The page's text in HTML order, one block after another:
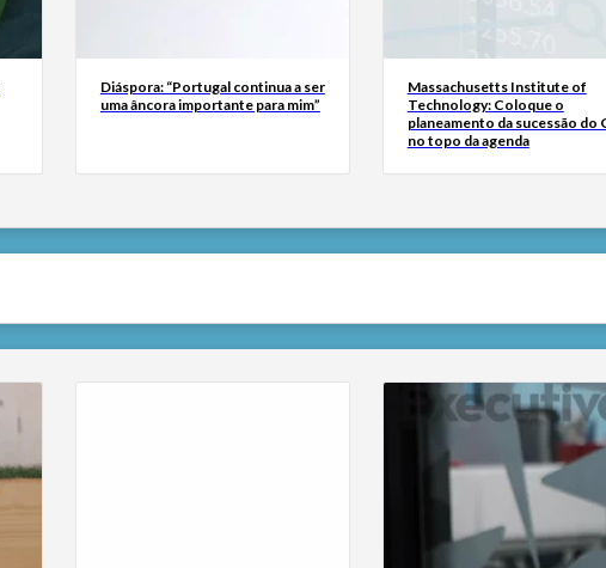
Diáspora: “Portugal continua a ser
uma âncora importante para mim”
Massachusetts Institute of
Technology: Coloque o
planeamento da sucessão do
no topo da agenda